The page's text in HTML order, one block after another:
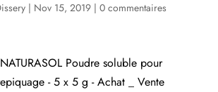
| Nov 15, 2019| 0 commentaires
Poudre soluble pour
- 5 x 5 g - Achat _ Vente